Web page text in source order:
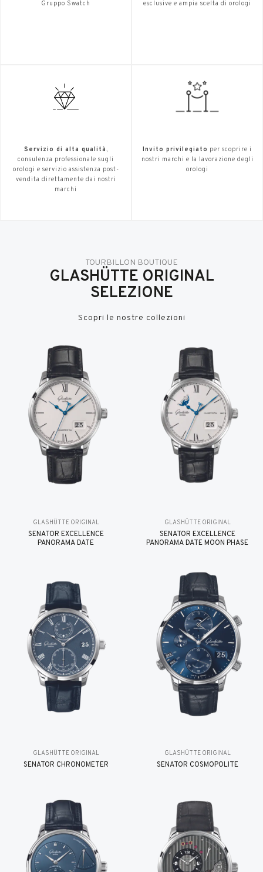
Gruppo Swatch
esclusive e ampia scelta di orologi
Servizio di alta qualità,
consulenza professionale sugli
orologi e servizio assistenza post-
vendita direttamente dai nostri
marchi
Invito privilegiato per scoprire i
nostri marchi e la lavorazione degli
orologi
TOURBILLON BOUTIQUE
GLASHÜTTE ORIGINAL
SELEZIONE
Scopri le nostre collezioni
GLASHÜTTE ORIGINAL
SENATOR EXCELLENCE
PANORAMA DATE
GLASHÜTTE ORIGINAL
SENATOR EXCELLENCE
PANORAMA DATE MOON PHASE
GLASHÜTTE ORIGINAL
SENATOR CHRONOMETER
GLASHÜTTE ORIGINAL
SENATOR COSMOPOLITE